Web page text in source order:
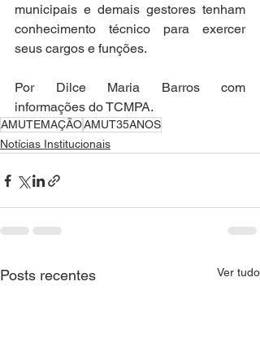
municipais e demais gestores tenham
conhecimento técnico para exercer
seus cargos e funções.
Por Dilce Maria Barros com
informações do TCMPA.
AMUTEMAÇÃOAMUT35ANOS
Notícias Institucionais
Posts recentes Ver tudo